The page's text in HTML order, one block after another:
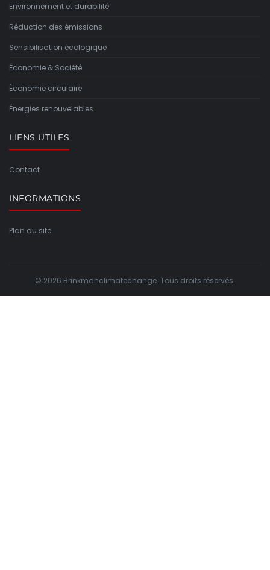
Environnement et durabilité
Réduction des émissions
Sensibilisation écologique
Économie & Société
Économie circulaire
Énergies renouvelables
LIENS UTILES
Contact
INFORMATIONS
Plan du site
© 2026 Brinkmanclimatechange. Tous droits réservés.